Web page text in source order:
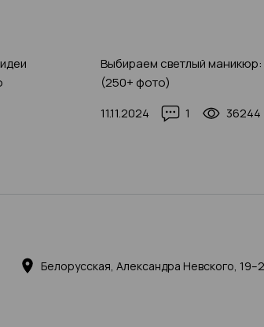
Выбираем светлый
(250+ фото)
11.11.2024
1 36244
Белорусская, Александра Невского,